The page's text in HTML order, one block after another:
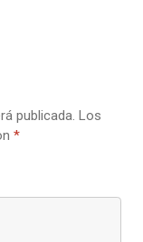
publicada. Los
*